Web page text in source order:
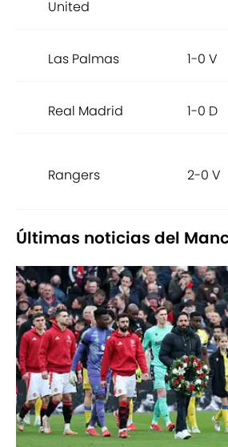
United
Las Palmas 1-0 V
Real Madrid 1-0 D
Rangers 2-0 V
Últimas noticias del